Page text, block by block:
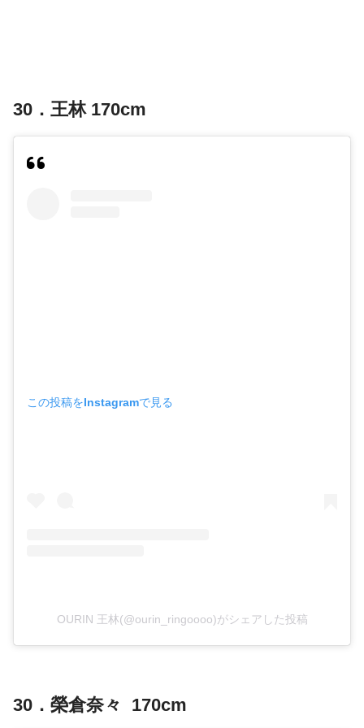
30．王林 170cm
この投稿をInstagramで見る
OURIN 王林(@ourin_ringoooo)がシェアした投稿
30．榮倉奈々 170cm